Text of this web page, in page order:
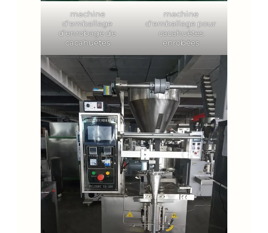
machine
d'emballage
d'enrobage de
cacahuètes
machine
d'emballage pour
cacahuètes
enrobées